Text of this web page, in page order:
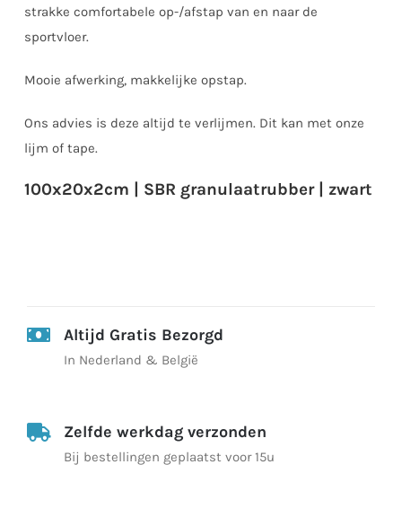
strakke comfortabele op-/afstap van en naar de
sportvloer.
Mooie afwerking, makkelijke opstap.
Ons advies is deze altijd te verlijmen. Dit kan met onze
lijm of tape.
100x20x2cm | SBR granulaatrubber | zwart
Altijd Gratis Bezorgd
In Nederland & België
Zelfde werkdag verzonden
Bij bestellingen geplaatst voor 15u